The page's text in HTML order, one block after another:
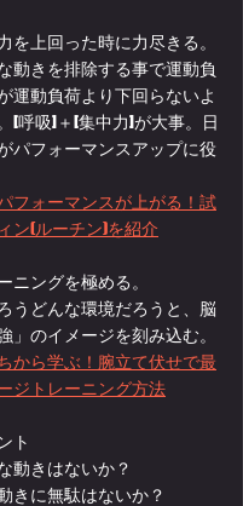
を上回った時に力尽きる。
動きを排除する事で運動負
運動負荷より下回らないよ
[呼吸]＋[集中力]が大事。日
パフォーマンスアップに役
フォーマンスが上がる！試
ン(ルーチン)を紹介
ングを極める。
うどんな環境だろうと、脳
」のイメージを刻み込む。
から学ぶ！腕立て伏せで最
ジトレーニング方法
ト
動きはないか？
きに無駄はないか？